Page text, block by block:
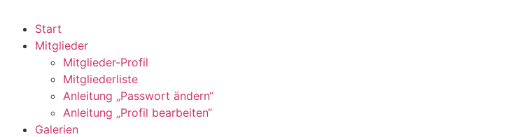
Start
Mitglieder
Mitglieder-Profil
Mitgliederliste
Anleitung „Passwort ändern“
Anleitung „Profil bearbeiten“
Galerien